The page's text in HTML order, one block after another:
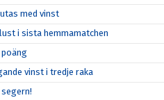
med vinst
i sista hemmamatchen
poäng
vinst i tredje raka
segern!